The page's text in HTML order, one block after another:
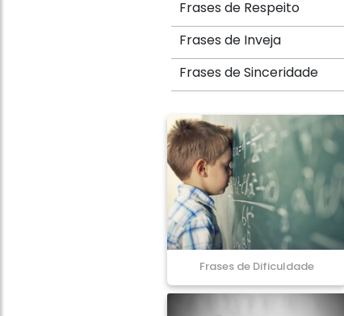
Frases de Respeito
Frases de Inveja
Frases de Sinceridade
Frases de Dificuldade